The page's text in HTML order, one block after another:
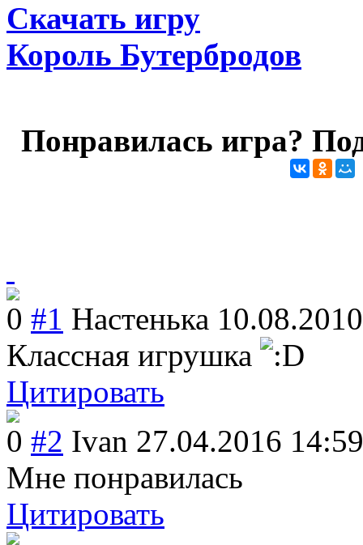
Скачать игру
Король Бутербродов
Понравилась игра?
0 #1 Настенька
Классная игрушка
Цитировать
0 #2 Ivan 27.04.2016 14:59
Мне понравилась
Цитировать